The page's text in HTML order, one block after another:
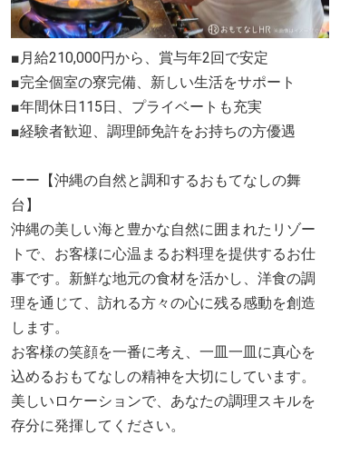
■月給210,000円から、賞与年2回で安定
■完全個室の寮完備、新しい生活をサポート
■年間休日115日、プライベートも充実
■経験者歓迎、調理師免許をお持ちの方優遇
ーー【沖縄の自然と調和するおもてなしの舞
台】
沖縄の美しい海と豊かな自然に囲まれたリゾー
トで、お客様に心温まるお料理を提供するお仕
事です。新鮮な地元の食材を活かし、洋食の調
理を通じて、訪れる方々の心に残る感動を創造
します。
お客様の笑顔を一番に考え、一皿一皿に真心を
込めるおもてなしの精神を大切にしています。
美しいロケーションで、あなたの調理スキルを
存分に発揮してください。